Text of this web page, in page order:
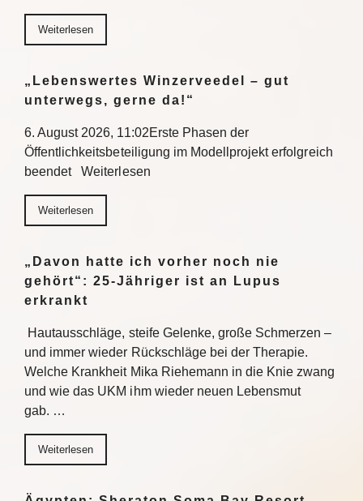
Weiterlesen
„Lebenswertes Winzerveedel – gut
unterwegs, gerne da!“
6. August 2026, 11:02Erste Phasen der
Öffentlichkeitsbeteiligung im Modellprojekt erfolgreich
beendet Weiterlesen
Weiterlesen
„Davon hatte ich vorher noch nie
gehört“: 25-Jähriger ist an Lupus
erkrankt
Hautausschläge, steife Gelenke, große Schmerzen –
und immer wieder Rückschläge bei der Therapie.
Welche Krankheit Mika Riehemann in die Knie zwang
und wie das UKM ihm wieder neuen Lebensmut
gab. …
Weiterlesen